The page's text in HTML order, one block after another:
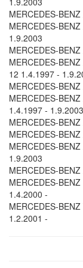
MERCEDES-
MERCEDES-
1.9.2003
MERCEDES-
MERCEDES-
12 1.4.1997 -
MERCEDES-
MERCEDES-
1.4.1997 - 1.9.2003
MERCEDES-
MERCEDES-
MERCEDES-
1.9.2003
MERCEDES-
MERCEDES-
1.4.2000 -
MERCEDES-
1.2.2001 -